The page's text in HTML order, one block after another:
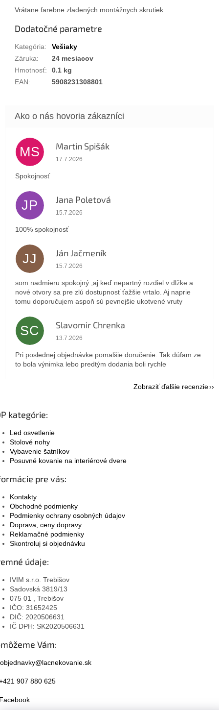
Vrátane farebne zladených montážnych skrutiek.
Dodatočné parametre
Kategória:
Vešiaky
Záruka:
24 mesiacov
Hmotnosť:
0.1 kg
EAN: 5908231308801
MS Martin Spišák
Hodnotenie obchodu je 5 z 5 hviezdičiek.
17.7.2026
Spokojnosť
JP Jana Poletová
Hodnotenie obchodu je 5 z 5 hviezdičiek.
15.7.2026
100% spokojnosť
JJ Ján Jačmeník
Hodnotenie obchodu je 5 z 5 hviezdičiek.
15.7.2026
som nadmieru spokojný ,aj keď nepartný rozdiel v dlžke a
nové otvory sa pre zlú dostupnosť ťažšie vrtalo. Aj naprie
tomu doporučujem aspoň sú pevnejšie ukotvené vruty
SC Slavomir Chrenka
Hodnotenie obchodu je 5 z 5 hviezdičiek.
13.7.2026
Pri poslednej objednávke pomalšie doručenie. Tak dúfam ze
to bola výnimka lebo predtým dodania boli rychle
Zobraziť ďalšie recenzie
kategórie:
Led osvetlenie
Stolové nohy
Vybavenie šatníkov
Posuvné kovanie na interiérové dvere
pre vás:
Kontakty
Obchodné podmienky
Podmienky ochrany osobných údajov
Doprava, ceny dopravy
Reklamačné podmienky
Skontroluj si objednávku
údaje:
IVIM s.r.o. Trebišov
Sadovská 3819/13
075 01 , Trebišov
IČO: 31652425
DIČ: 2020506631
IČ DPH: SK2020506631
Vám:
objednavky@lacnekovanie.sk
907 880 625